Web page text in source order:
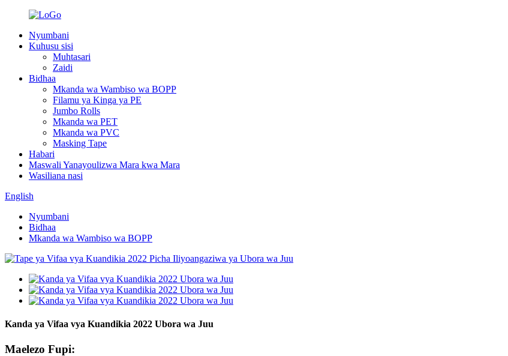
Nyumbani
Kuhusu sisi
Muhtasari
Zaidi
Bidhaa
Mkanda wa Wambiso wa BOPP
Filamu ya Kinga ya PE
Jumbo Rolls
Mkanda wa PET
Mkanda wa PVC
Masking Tape
Habari
Maswali Yanayoulizwa Mara kwa Mara
Wasiliana nasi
English
Nyumbani
Bidhaa
Mkanda wa Wambiso wa BOPP
Kanda ya Vifaa vya Kuandikia 2022 Ubora wa Juu
Maelezo Fupi: